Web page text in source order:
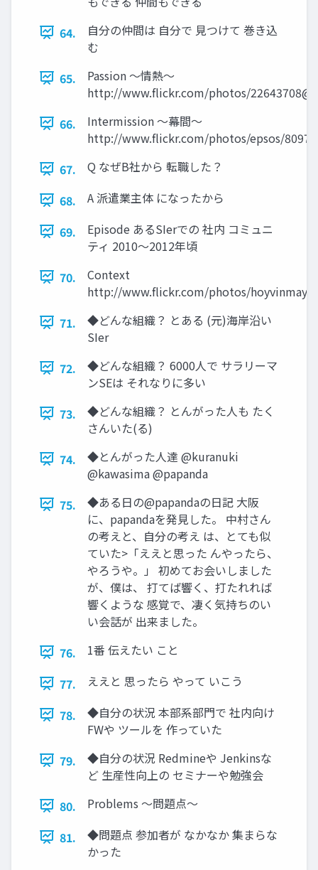
64.
自分の仲間は 自分で 見つけて 巻き込
む
65.
Passion ～情熱～
http://www.flickr.com/photos/
66.
Intermission ～幕間～
http://www.flickr.com/photos/epsos/
67.
Q なぜB社から 転職した？
68.
A 派遣業主体 になったから
69.
Episode あるSIerでの 社内 コミュニ
ティ 2010～2012年頃
70.
Context
http://www.flickr.com/photos/
71.
◆どんな組織？ とある (元)海岸沿い
SIer
72.
◆どんな組織？ 6000人で サラリーマ
ンSEは それなりに多い
73.
◆どんな組織？ とんがった人も たく
さんいた(る)
74.
◆とんがった人達 @kuranuki
@kawasima @papanda
75.
◆ある日の@papandaの日記 大阪
に、papandaを発見した。 中村さん
の考えと、自分の考え は、とても似
ていた>「ええと思った んやったら、
やろうや。」 初めてお会いしました
が、僕は、 打てば響く、打たれれば
響くような 感覚で、凄く気持ちのい
い会話が 出来ました。
76.
1番 伝えたい こと
77.
ええと 思ったら やって いこう
78.
◆自分の状況 本部系部門で 社内向け
FWや ツールを 作っていた
79.
◆自分の状況 Redmineや Jenkinsな
ど 生産性向上の セミナーや勉強会
80.
Problems ～問題点～
81.
◆問題点 参加者が なかなか 集まらな
かった